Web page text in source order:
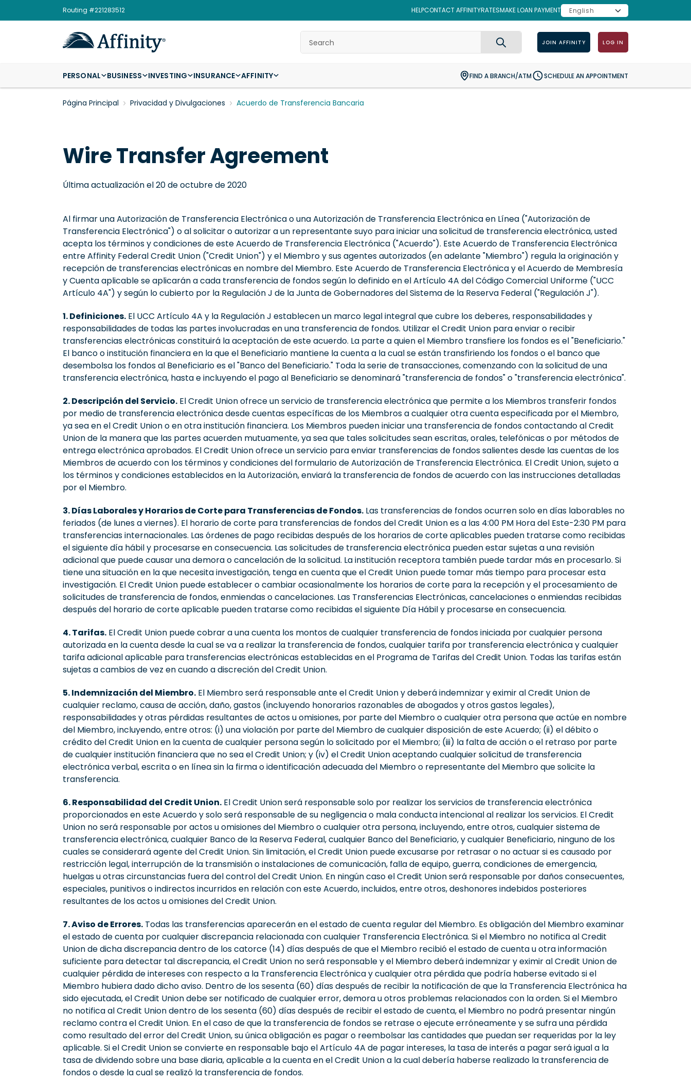
Routing #221283512 HELPCONTACT AFFINITYRATESMAKE LOAN PAYMENT
JOIN AFFINITY LOG IN
Search
PERSONAL BUSINESS INVESTING INSURANCE AFFINITY FIND A BRANCH/ATM SCHEDULE AN APPOINTMENT
Página Principal Privacidad y Divulgaciones Acuerdo de Transferencia Bancaria
Wire Transfer Agreement
Última actualización el 20 de octubre de 2020
Al firmar una Autorización de Transferencia Electrónica o una Autorización de Transferencia Electrónica en Línea ("Autorización de
Transferencia Electrónica") o al solicitar o autorizar a un representante suyo para iniciar una solicitud de transferencia electrónica, usted
acepta los términos y condiciones de este Acuerdo de Transferencia Electrónica ("Acuerdo"). Este Acuerdo de Transferencia Electrónica
entre Affinity Federal Credit Union ("Credit Union") y el Miembro y sus agentes autorizados (en adelante "Miembro") regula la originación y
recepción de transferencias electrónicas en nombre del Miembro. Este Acuerdo de Transferencia Electrónica y el Acuerdo de Membresía
y Cuenta aplicable se aplicarán a cada transferencia de fondos según lo definido en el Artículo 4A del Código Comercial Uniforme ("UCC
Artículo 4A") y según lo cubierto por la Regulación J de la Junta de Gobernadores del Sistema de la Reserva Federal ("Regulación J").
1. Definiciones. El UCC Artículo 4A y la Regulación J establecen un marco legal integral que cubre los deberes, responsabilidades y
responsabilidades de todas las partes involucradas en una transferencia de fondos. Utilizar el Credit Union para enviar o recibir
transferencias electrónicas constituirá la aceptación de este acuerdo. La parte a quien el Miembro transfiere los fondos es el "Beneficiario."
El banco o institución financiera en la que el Beneficiario mantiene la cuenta a la cual se están transfiriendo los fondos o el banco que
desembolsa los fondos al Beneficiario es el "Banco del Beneficiario." Toda la serie de transacciones, comenzando con la solicitud de una
transferencia electrónica, hasta e incluyendo el pago al Beneficiario se denominará "transferencia de fondos" o "transferencia electrónica".
2. Descripción del Servicio. El Credit Union ofrece un servicio de transferencia electrónica que permite a los Miembros transferir fondos
por medio de transferencia electrónica desde cuentas específicas de los Miembros a cualquier otra cuenta especificada por el Miembro,
ya sea en el Credit Union o en otra institución financiera. Los Miembros pueden iniciar una transferencia de fondos contactando al Credit
Union de la manera que las partes acuerden mutuamente, ya sea que tales solicitudes sean escritas, orales, telefónicas o por métodos de
entrega electrónica aprobados. El Credit Union ofrece un servicio para enviar transferencias de fondos salientes desde las cuentas de los
Miembros de acuerdo con los términos y condiciones del formulario de Autorización de Transferencia Electrónica. El Credit Union, sujeto a
los términos y condiciones establecidos en la Autorización, enviará la transferencia de fondos de acuerdo con las instrucciones detalladas
por el Miembro.
3. Días Laborales y Horarios de Corte para Transferencias de Fondos. Las transferencias de fondos ocurren solo en días laborables no
feriados (de lunes a viernes). El horario de corte para transferencias de fondos del Credit Union es a las 4:00 PM Hora del Este-2:30 PM para
transferencias internacionales. Las órdenes de pago recibidas después de los horarios de corte aplicables pueden tratarse como recibidas
el siguiente día hábil y procesarse en consecuencia. Las solicitudes de transferencia electrónica pueden estar sujetas a una revisión
adicional que puede causar una demora o cancelación de la solicitud. La institución receptora también puede tardar más en procesarlo. Si
tiene una situación en la que necesita investigación, tenga en cuenta que el Credit Union puede tomar más tiempo para procesar esta
investigación. El Credit Union puede establecer o cambiar ocasionalmente los horarios de corte para la recepción y el procesamiento de
solicitudes de transferencia de fondos, enmiendas o cancelaciones. Las Transferencias Electrónicas, cancelaciones o enmiendas recibidas
después del horario de corte aplicable pueden tratarse como recibidas el siguiente Día Hábil y procesarse en consecuencia.
4. Tarifas. El Credit Union puede cobrar a una cuenta los montos de cualquier transferencia de fondos iniciada por cualquier persona
autorizada en la cuenta desde la cual se va a realizar la transferencia de fondos, cualquier tarifa por transferencia electrónica y cualquier
tarifa adicional aplicable para transferencias electrónicas establecidas en el Programa de Tarifas del Credit Union. Todas las tarifas están
sujetas a cambios de vez en cuando a discreción del Credit Union.
5. Indemnización del Miembro. El Miembro será responsable ante el Credit Union y deberá indemnizar y eximir al Credit Union de
cualquier reclamo, causa de acción, daño, gastos (incluyendo honorarios razonables de abogados y otros gastos legales),
responsabilidades y otras pérdidas resultantes de actos u omisiones, por parte del Miembro o cualquier otra persona que actúe en nombre
del Miembro, incluyendo, entre otros: (i) una violación por parte del Miembro de cualquier disposición de este Acuerdo; (ii) el débito o
crédito del Credit Union en la cuenta de cualquier persona según lo solicitado por el Miembro; (iii) la falta de acción o el retraso por parte
de cualquier institución financiera que no sea el Credit Union; y (iv) el Credit Union aceptando cualquier solicitud de transferencia
electrónica verbal, escrita o en línea sin la firma o identificación adecuada del Miembro o representante del Miembro que solicite la
transferencia.
6. Responsabilidad del Credit Union. El Credit Union será responsable solo por realizar los servicios de transferencia electrónica
proporcionados en este Acuerdo y solo será responsable de su negligencia o mala conducta intencional al realizar los servicios. El Credit
Union no será responsable por actos u omisiones del Miembro o cualquier otra persona, incluyendo, entre otros, cualquier sistema de
transferencia electrónica, cualquier Banco de la Reserva Federal, cualquier Banco del Beneficiario, y cualquier Beneficiario, ninguno de los
cuales se considerará agente del Credit Union. Sin limitación, el Credit Union puede excusarse por retrasar o no actuar si es causado por
restricción legal, interrupción de la transmisión o instalaciones de comunicación, falla de equipo, guerra, condiciones de emergencia,
huelgas u otras circunstancias fuera del control del Credit Union. En ningún caso el Credit Union será responsable por daños consecuentes,
especiales, punitivos o indirectos incurridos en relación con este Acuerdo, incluidos, entre otros, deshonores indebidos posteriores
resultantes de los actos u omisiones del Credit Union.
7. Aviso de Errores. Todas las transferencias aparecerán en el estado de cuenta regular del Miembro. Es obligación del Miembro examinar
el estado de cuenta por cualquier discrepancia relacionada con cualquier Transferencia Electrónica. Si el Miembro no notifica al Credit
Union de dicha discrepancia dentro de los catorce (14) días después de que el Miembro recibió el estado de cuenta u otra información
suficiente para detectar tal discrepancia, el Credit Union no será responsable y el Miembro deberá indemnizar y eximir al Credit Union de
cualquier pérdida de intereses con respecto a la Transferencia Electrónica y cualquier otra pérdida que podría haberse evitado si el
Miembro hubiera dado dicho aviso. Dentro de los sesenta (60) días después de recibir la notificación de que la Transferencia Electrónica ha
sido ejecutada, el Credit Union debe ser notificado de cualquier error, demora u otros problemas relacionados con la orden. Si el Miembro
no notifica al Credit Union dentro de los sesenta (60) días después de recibir el estado de cuenta, el Miembro no podrá presentar ningún
reclamo contra el Credit Union. En el caso de que la transferencia de fondos se retrase o ejecute erróneamente y se sufra una pérdida
como resultado del error del Credit Union, su única obligación es pagar o reembolsar las cantidades que puedan ser requeridas por la ley
aplicable. Si el Credit Union se convierte en responsable bajo el Artículo 4A de pagar intereses, la tasa de interés a pagar será igual a la
tasa de dividendo sobre una base diaria, aplicable a la cuenta en el Credit Union a la cual debería haberse realizado la transferencia de
fondos o desde la cual se realizó la transferencia de fondos.